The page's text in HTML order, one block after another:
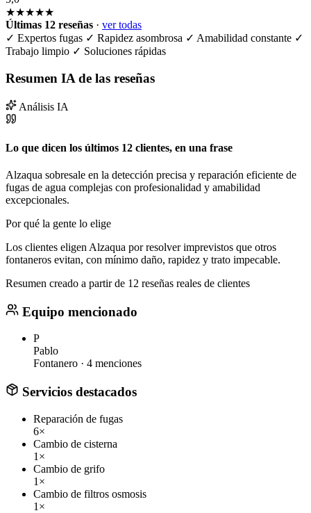
★★★★★
Últimas 12 reseñas · ver todas
✓ Expertos fugas ✓ Rapidez asombrosa ✓ Amabilidad constante ✓
Trabajo limpio ✓ Soluciones rápidas
Resumen IA de las reseñas
Análisis IA
Lo que dicen los últimos 12 clientes, en una frase
Alzaqua sobresale en la detección precisa y reparación eficiente de
fugas de agua complejas con profesionalidad y amabilidad
excepcionales.
Por qué la gente lo elige
Los clientes eligen Alzaqua por resolver imprevistos que otros
fontaneros evitan, con mínimo daño, rapidez y trato impecable.
Resumen creado a partir de 12 reseñas reales de clientes
Equipo mencionado
P
Pablo
Fontanero · 4 menciones
Servicios destacados
Reparación de fugas
6×
Cambio de cisterna
1×
Cambio de grifo
1×
Cambio de filtros osmosis
1×